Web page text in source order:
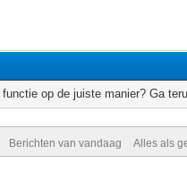
op de juiste manier? Ga
Berichten van vandaag Alles als